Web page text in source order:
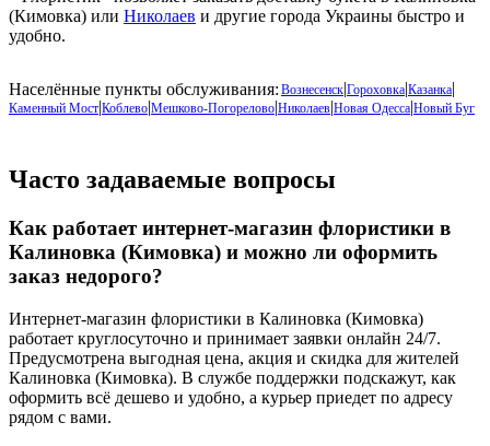
(Кимовка) или Николаев и другие города Украины быстро и
удобно.
Населённые пункты обслуживания: Вознесенск Гороховка Казанка
Каменный Мост Коблево Мешково-Погорелово Николаев Новая Одесса Новый Буг
Часто задаваемые вопросы
Как работает интернет-магазин флористики в
Калиновка (Кимовка) и можно ли оформить
заказ недорого?
Интернет-магазин флористики в Калиновка (Кимовка)
работает круглосуточно и принимает заявки онлайн 24/7.
Предусмотрена выгодная цена, акция и скидка для жителей
Калиновка (Кимовка). В службе поддержки подскажут, как
оформить всё дешево и удобно, а курьер приедет по адресу
рядом с вами.